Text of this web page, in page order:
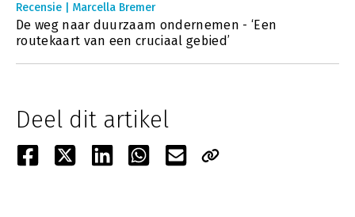
Recensie | Marcella Bremer
De weg naar duurzaam ondernemen - ‘Een
routekaart van een cruciaal gebied’
Deel dit artikel